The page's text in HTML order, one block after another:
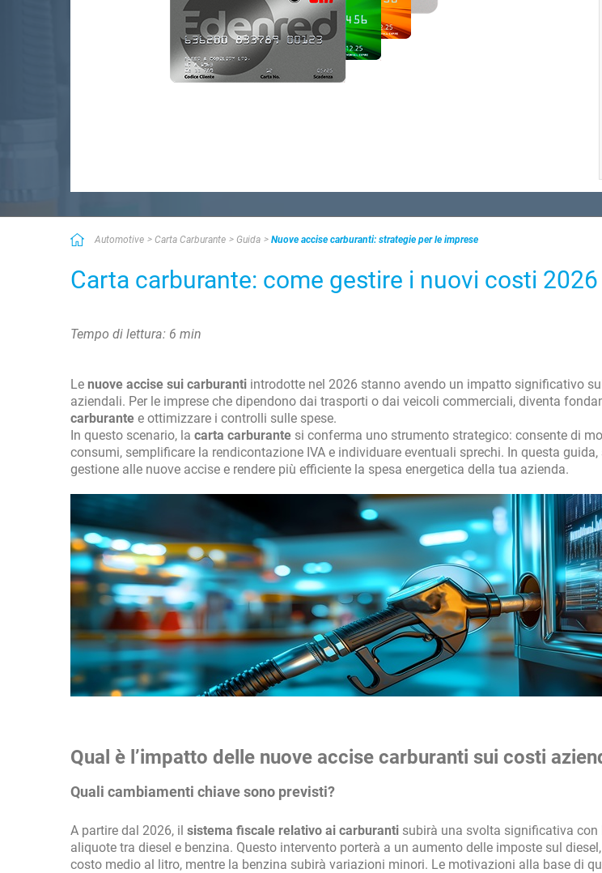
Automotive Carta Carburante Guida Nuove accise carburanti: strategie per le imprese
Carta carburante: come gestire i nuovi costi 2026
Tempo di lettura: 6 min
Le nuove accise sui carburanti introdotte nel 2026 stanno avendo un impatto significativo
aziendali. Per le imprese che dipendono dai trasporti o dai veicoli commerciali, diventa
carburante e ottimizzare i controlli sulle spese.
In questo scenario, la carta carburante si conferma uno strumento strategico: consente di
consumi, semplificare la rendicontazione IVA e individuare eventuali sprechi. In questa
gestione alle nuove accise e rendere più efficiente la spesa energetica della tua azienda.
Qual è l’impatto delle nuove accise carburanti sui costi
Quali cambiamenti chiave sono previsti?
A partire dal 2026, il sistema fiscale relativo ai carburanti subirà una svolta significativa con
aliquote tra diesel e benzina. Questo intervento porterà a un aumento delle imposte sul
costo medio al litro, mentre la benzina subirà variazioni minori. Le motivazioni alla base di